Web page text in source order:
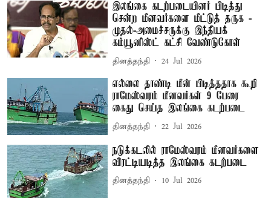
இலங்கை கடற்படையினர் பிடித்து
சென்ற மீனவர்களை மீட்டுத் தருக -
முதல்-அமைச்சருக்கு இந்தியக்
கம்யூனிஸ்ட் கட்சி வேண்டுகோள்
தினத்தந்தி 24 Jul 2026
எல்லை தாண்டி மீன் பிடித்ததாக கூறி
ராமேஸ்வரம் மீனவர்கள் 9 பேரை
கைது செய்த இலங்கை கடற்படை
தினத்தந்தி 22 Jul 2026
நடுக்கடலில் ராமேஸ்வரம் மீனவர்களை
விரட்டியடித்த இலங்கை கடற்படை
தினத்தந்தி 10 Jul 2026